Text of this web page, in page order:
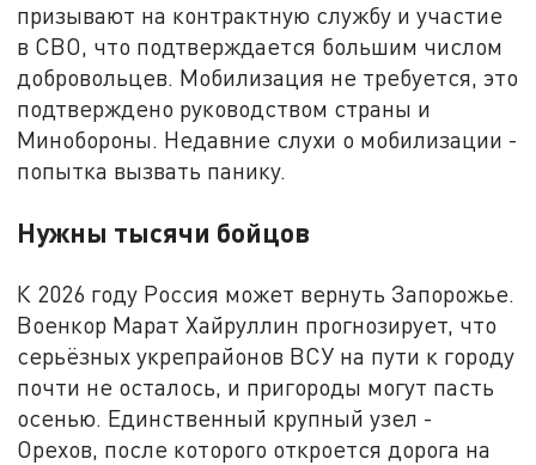
призывают на контрактную службу и участие
в СВО, что подтверждается большим числом
добровольцев. Мобилизация не требуется, это
подтверждено руководством страны и
Минобороны. Недавние слухи о мобилизации -
попытка вызвать панику.
Нужны тысячи бойцов
К 2026 году Россия может вернуть Запорожье.
Военкор Марат Хайруллин прогнозирует, что
серьёзных укрепрайонов ВСУ на пути к городу
почти не осталось, и пригороды могут пасть
осенью. Единственный крупный узел -
Орехов, после которого откроется дорога на